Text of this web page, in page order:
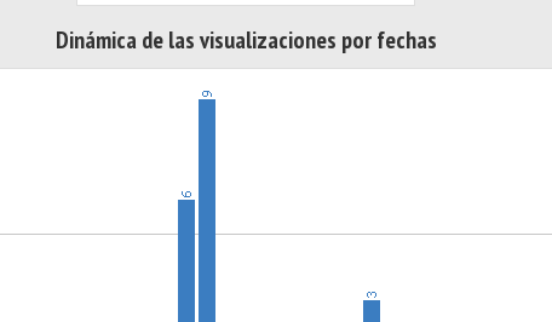
Dinámica de las visualizaciones por fechas